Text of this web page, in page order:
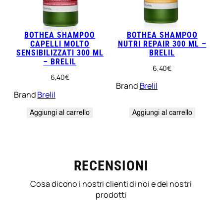
BOTHEA SHAMPOO
CAPELLI MOLTO
SENSIBILIZZATI 300 ML
– BRELIL
6,40€
BrandBrelil
Aggiungi al carrello
BOTHEA SHAMPOO
NUTRI REPAIR 300 ML –
BRELIL
6,40€
Brand Brelil
Aggiungi al carrello
RECENSIONI
Cosa dicono i nostri clienti di noi e dei nostri
prodotti